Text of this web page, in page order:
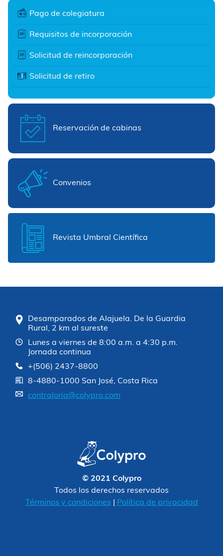
Pago de colegiatura
Requisitos de incorporación
Solicitud de reincorporación
Solicitud de retiro
Reservación de cabinas
Convenios
Revista Umbral Científica
Desamparados de Alajuela. De la Guardia
Rural, 2 km al sureste
Lunes a viernes de 8:00 a.m. a 4:30 p.m.
Jornada continua
+(506) 2437-8800
8-4880-1000 San José, Costa Rica
contraloria@colypro.com
© 2021 Colypro
Todos los derechos reservados
Términos y condiciones
Política de privacidad